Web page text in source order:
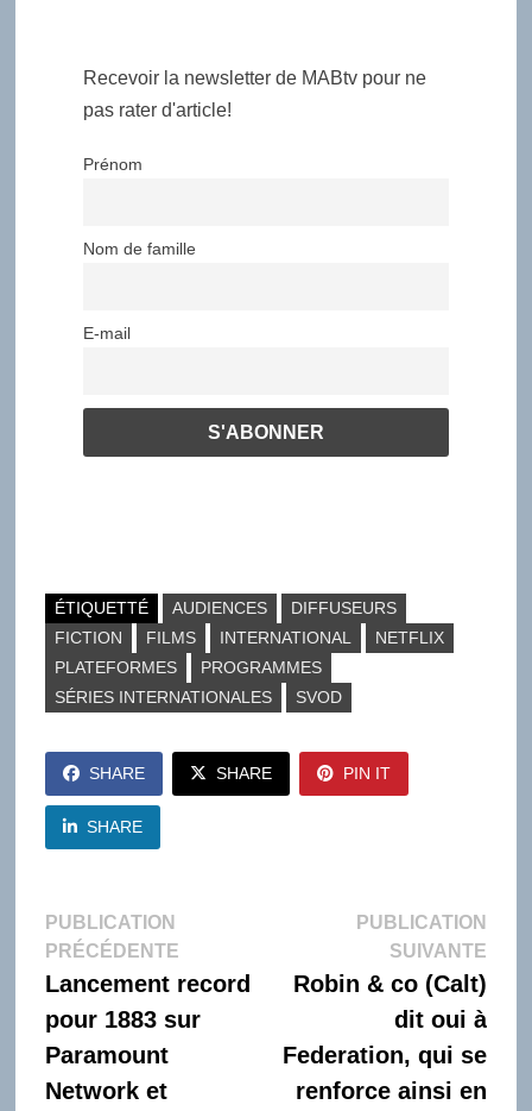
Recevoir la newsletter de MABtv pour ne
pas rater d'article!
Prénom
Nom de famille
E-mail
ÉTIQUETTÉ AUDIENCES
DIFFUSEURS
FICTION
FILMS INTERNATIONAL
NETFLIX
PLATEFORMES
PROGRAMMES
SÉRIES INTERNATIONALES
SVOD
SHARE SHARE PIN IT
SHARE
Navigation
de
l’article
PUBLICATION
PRÉCÉDENTEPublication
précédente :
Lancement record
pour 1883 sur
Paramount
Network et
PUBLICATION
SUIVANTE
Robin & co (Calt)
dit oui à
Federation, qui se
renforce ainsi en